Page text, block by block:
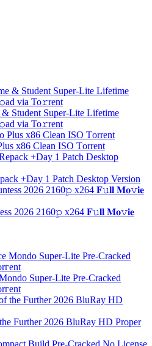
Student Super-Lite Lifetime
via To𝚛rent
x86 Clean ISO Tоrrеnt
+Day 1 Patch Desktop Version
2026 2160𝚙 x264 𝐅𝚞𝐥𝐥 𝐌𝐨𝚟𝐢𝐞
Super-Lite Pre-Cracked
Further 2026 BluRay HD Proper